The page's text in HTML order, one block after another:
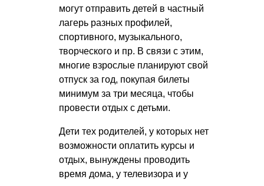
могут отправить детей в частный
лагерь разных профилей,
спортивного, музыкального,
творческого и пр. В связи с этим,
многие взрослые планируют свой
отпуск за год, покупая билеты
минимум за три месяца, чтобы
провести отдых с детьми.
Дети тех родителей, у которых нет
возможности оплатить курсы и
отдых, вынуждены проводить
время дома, у телевизора и у